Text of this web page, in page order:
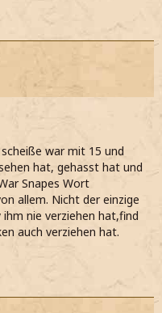
sah immer noch nicht
war der beste Freund,
Mensch. Eine Menge
sind. Er ist da
war mit 15 und
hat, gehasst hat und
Snapes Wort
allem. Nicht der einzige
ihm nie verziehen hat,find
auch verziehen hat.